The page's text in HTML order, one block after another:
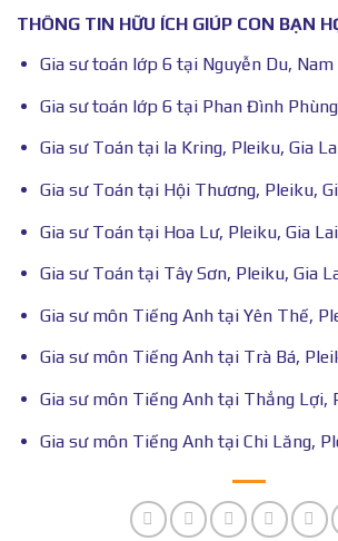
THÔNG TIN HỮU ÍCH GIÚP CON BẠN
Gia sư toán lớp 6 tại Nguyễn Du,
Gia sư toán lớp 6 tại Phan Đình
Gia sư Toán tại Ia Kring, Pleiku, Gia
Gia sư Toán tại Hội Thương, Pleiku,
Gia sư Toán tại Hoa Lư, Pleiku, Gia Lai
Gia sư Toán tại Tây Sơn, Pleiku, Gia
Gia sư môn Tiếng Anh tại Yên Thế,
Gia sư môn Tiếng Anh tại Trà Bá,
Gia sư môn Tiếng Anh tại Thắng Lợi,
Gia sư môn Tiếng Anh tại Chi Lăng,